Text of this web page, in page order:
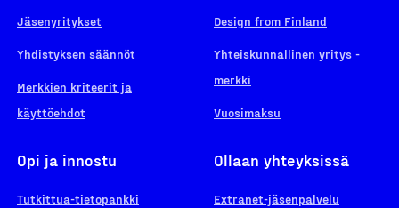
Jäsenyritykset
Yhdistyksen säännöt
Merkkien kriteerit ja
käyttöehdot
Design from Finland
Yhteiskunnallinen yritys -
merkki
Vuosimaksu
Opi ja innostu
Tutkittua-tietopankki
Ollaan yhteyksissä
Extranet-jäsenpalvelu